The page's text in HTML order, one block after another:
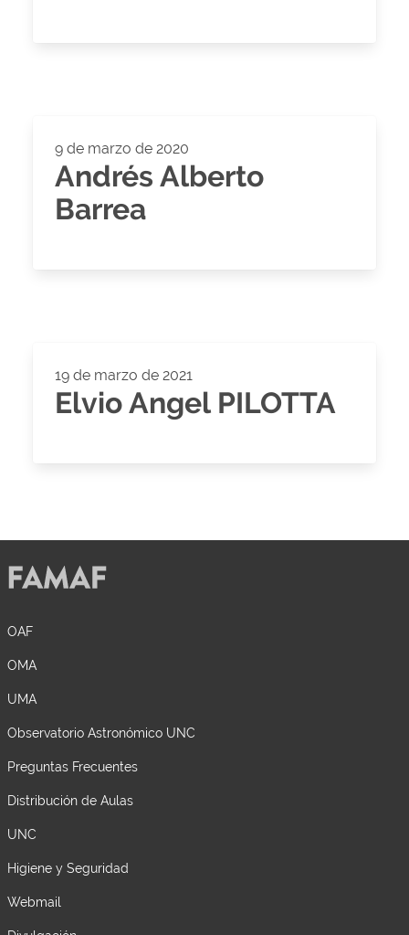
9 de marzo de 2020
Andrés Alberto
Barrea
19 de marzo de 2021
Elvio Angel PILOTTA
OAF
OMA
UMA
Observatorio Astronómico UNC
Preguntas Frecuentes
Distribución de Aulas
UNC
Higiene y Seguridad
Webmail